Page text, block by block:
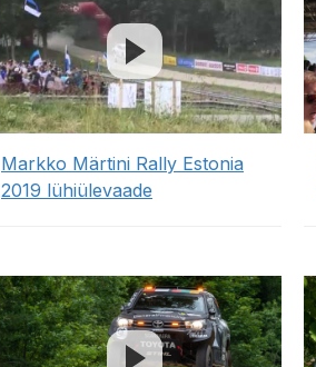
Markko Märtini Rally Estonia
2019 lühiülevaade